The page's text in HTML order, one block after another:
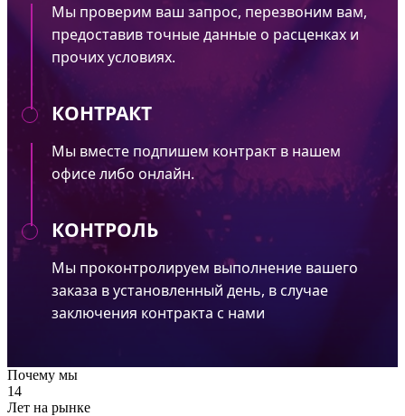
Мы проверим ваш запрос, перезвоним вам,
предоставив точные данные о расценках и
прочих условиях.
КОНТРАКТ
Мы вместе подпишем контракт в нашем
офисе либо онлайн.
КОНТРОЛЬ
Мы проконтролируем выполнение вашего
заказа в установленный день, в случае
заключения контракта с нами
Почему мы
14
Лет на рынке